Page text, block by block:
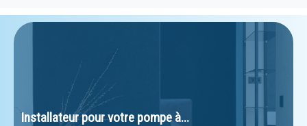
Installateur pour votre pompe à...